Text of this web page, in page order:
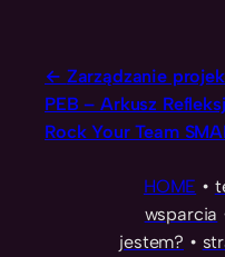
Zarządzanie
PEB – Arkusz
Rock Your Team
HOME •
wsparcia
jestem? •